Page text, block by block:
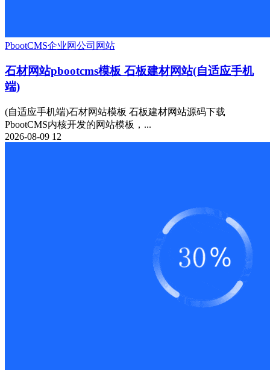
PbootCMS企业网公司网站
石材网站pbootcms模板 石板建材网站(自适应手机
端)
(自适应手机端)石材网站模板 石板建材网站源码下载
PbootCMS内核开发的网站模板，...
2026-08-09 12